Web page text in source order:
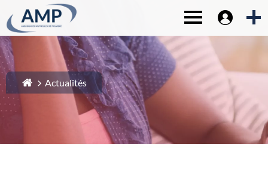
1-
Contenu principal
2-Menu principal
3-
Pied de page
4-
Toggle
Actualités